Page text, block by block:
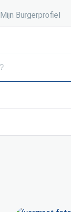
Mijn Burgerprofiel